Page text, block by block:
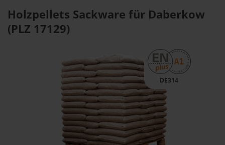
Holzpellets Sackware für Daberkow
(PLZ 17129)
DE314